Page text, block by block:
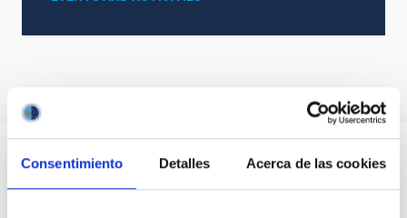
Consentimiento Detalles Acerca de las cookies